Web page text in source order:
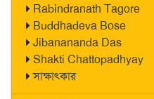
Rabindranath Tagore
Buddhadeva Bose
Jibanananda Das
Shakti Chattopadhyay
সাক্ষাৎকার